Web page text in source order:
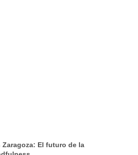
El futuro de la